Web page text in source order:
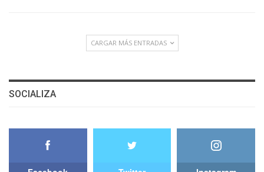
CARGAR MÁS ENTRADAS
SOCIALIZA